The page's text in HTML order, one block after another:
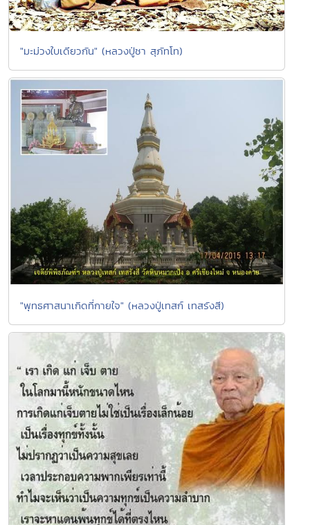
"มะม่วงใบเดียวกัน" (หลวงปู่ชา สุภัทโท)
"พุทธศาสนาเกิดที่กายใจ" (หลวงปู่เทสก์ เทสรังสี)